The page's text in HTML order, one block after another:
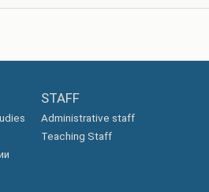
STAFF
Administrative staff
Teaching Staff